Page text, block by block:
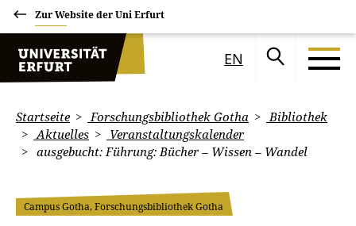
Zur Website der Uni Erfurt
EN
Startseite Forschungsbibliothek Gotha
Bibliothek
Aktuelles
Veranstaltungskalender
ausgebucht: Führung: Bücher – Wissen – Wandel
Campus Gotha, Forschungsbibliothek Gotha